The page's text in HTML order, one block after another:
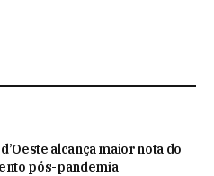
alcança maior nota do
pós-pandemia